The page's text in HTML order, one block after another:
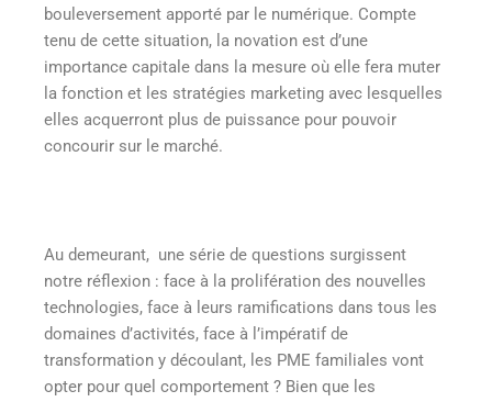
bouleversement apporté par le numérique. Compte
tenu de cette situation, la novation est d’une
importance capitale dans la mesure où elle fera muter
la fonction et les stratégies marketing avec lesquelles
elles acquerront plus de puissance pour pouvoir
concourir sur le marché.
Au demeurant, une série de questions surgissent
notre réflexion : face à la prolifération des nouvelles
technologies, face à leurs ramifications dans tous les
domaines d’activités, face à l’impératif de
transformation y découlant, les PME familiales vont
opter pour quel comportement ? Bien que les